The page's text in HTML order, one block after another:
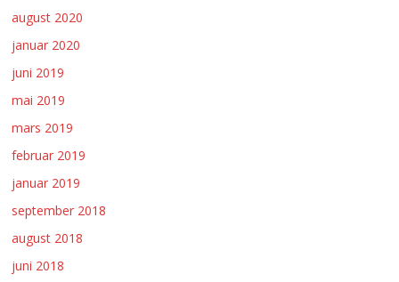
august 2020
januar 2020
juni 2019
mai 2019
mars 2019
februar 2019
januar 2019
september 2018
august 2018
juni 2018